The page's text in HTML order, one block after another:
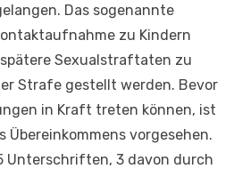
Das sogenannte
zu Kindern
Sexualstraftaten zu
Strafe gestellt werden. Bevor
in Kraft treten können, ist
Übereinkommens vorgesehen.
Unterschriften, 3 davon durch